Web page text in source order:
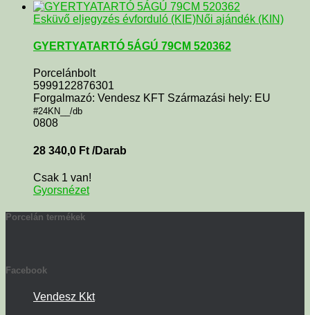
Esküvő eljegyzés évforduló (KIE)Női ajándék (KIN)
GYERTYATARTÓ 5ÁGÚ 79CM 520362
Porcelánbolt
5999122876301
Forgalmazó: Vendesz KFT Származási hely: EU
#24KN__/db
0808
28 340,0 Ft /Darab
Csak 1 van!
Gyorsnézet
Porcelán termékek
Facebook
Vendesz Kkt